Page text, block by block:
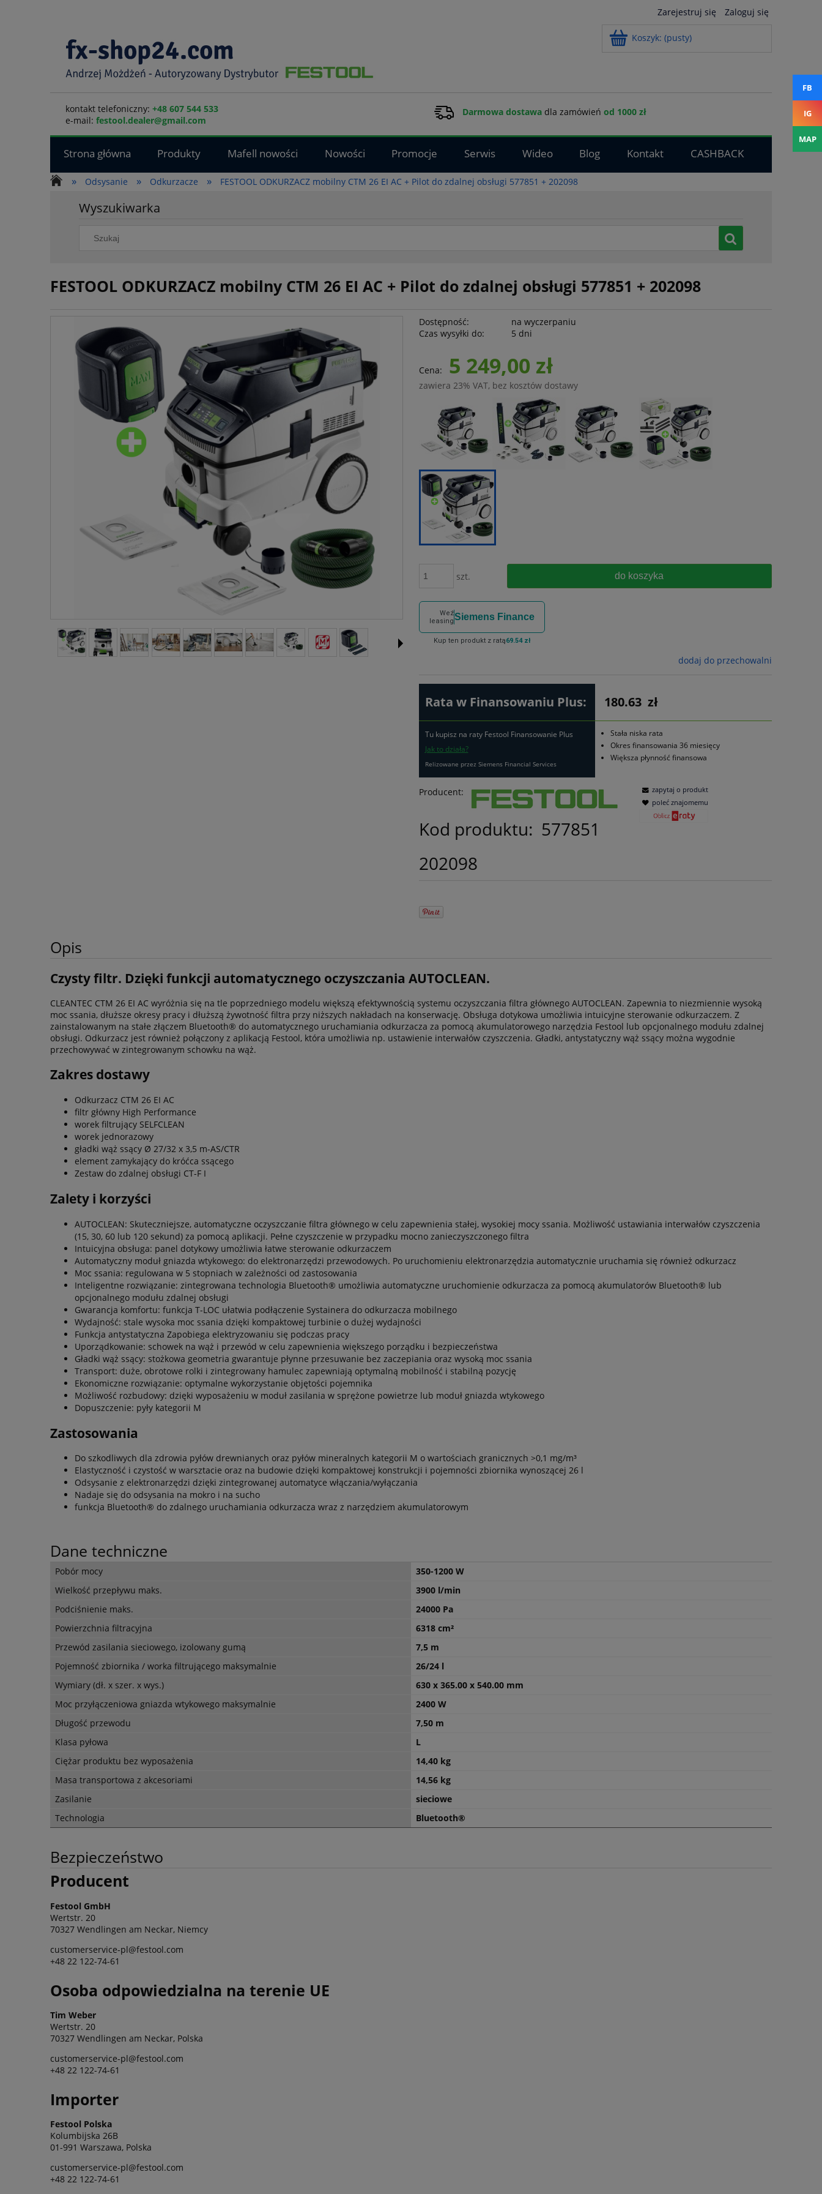
Zarejestruj się Zaloguj się
Koszyk: (pusty)
kontakt telefoniczny: +48 607 544 533
e-mail: festool.dealer@gmail.com
Darmowa dostawadla zamówień od 1000 zł
Strona główna Produkty Mafell nowości Nowości Promocje Serwis Wideo Blog Kontakt
CASHBACK
»
Odsysanie » Odkurzacze » FESTOOL ODKURZACZ mobilny CTM 26 EI AC + Pilot do zdalnej obsługi 577851 + 202098
Wyszukiwarka
FESTOOL ODKURZACZ mobilny CTM 26 EI AC + Pilot do zdalnej obsługi 577851 + 202098
Dostępność:
na wyczerpaniu
Czas wysyłki do:
5 dni
Cena: 5 249,00 zł
zawiera 23% VAT, bez kosztów dostawy
szt. do koszyka
Weź
leasingSiemens Finance
Kup ten produkt z ratą69.54 zł
dodaj do przechowalni
Rata w Finansowaniu Plus: 180.63 zł
Tu kupisz na raty Festool Finansowanie Plus
Jak to działa?
Relizowane przez Siemens Financial Services
Stała niska rata
Okres finansowania 36 miesięcy
Większa płynność finansowa
Producent:
Kod produktu: 577851
202098
zapytaj o produkt
poleć znajomemu
Opis
Czysty filtr. Dzięki funkcji automatycznego oczyszczania AUTOCLEAN.
CLEANTEC CTM 26 EI AC wyróżnia się na tle poprzedniego modelu większą efektywnością systemu oczyszczania filtra głównego AUTOCLEAN. Zapewnia to niezmiennie wysoką
moc ssania, dłuższe okresy pracy i dłuższą żywotność filtra przy niższych nakładach na konserwację. Obsługa dotykowa umożliwia intuicyjne sterowanie odkurzaczem. Z
zainstalowanym na stałe złączem Bluetooth® do automatycznego uruchamiania odkurzacza za pomocą akumulatorowego narzędzia Festool lub opcjonalnego modułu zdalnej
obsługi. Odkurzacz jest również połączony z aplikacją Festool, która umożliwia np. ustawienie interwałów czyszczenia. Gładki, antystatyczny wąż ssący można wygodnie
przechowywać w zintegrowanym schowku na wąż.
Zakres dostawy
Odkurzacz CTM 26 EI AC
filtr główny High Performance
worek filtrujący SELFCLEAN
worek jednorazowy
gładki wąż ssący Ø 27/32 x 3,5 m-AS/CTR
element zamykający do króćca ssącego
Zestaw do zdalnej obsługi CT-F I
Zalety i korzyści
AUTOCLEAN: Skuteczniejsze, automatyczne oczyszczanie filtra głównego w celu zapewnienia stałej, wysokiej mocy ssania. Możliwość ustawiania interwałów czyszczenia
(15, 30, 60 lub 120 sekund) za pomocą aplikacji. Pełne czyszczenie w przypadku mocno zanieczyszczonego filtra
Intuicyjna obsługa: panel dotykowy umożliwia łatwe sterowanie odkurzaczem
Automatyczny moduł gniazda wtykowego: do elektronarzędzi przewodowych. Po uruchomieniu elektronarzędzia automatycznie uruchamia się również odkurzacz
Moc ssania: regulowana w 5 stopniach w zależności od zastosowania
Inteligentne rozwiązanie: zintegrowana technologia Bluetooth® umożliwia automatyczne uruchomienie odkurzacza za pomocą akumulatorów Bluetooth® lub
opcjonalnego modułu zdalnej obsługi
Gwarancja komfortu: funkcja T-LOC ułatwia podłączenie Systainera do odkurzacza mobilnego
Wydajność: stale wysoka moc ssania dzięki kompaktowej turbinie o dużej wydajności
Funkcja antystatyczna Zapobiega elektryzowaniu się podczas pracy
Uporządkowanie: schowek na wąż i przewód w celu zapewnienia większego porządku i bezpieczeństwa
Gładki wąż ssący: stożkowa geometria gwarantuje płynne przesuwanie bez zaczepiania oraz wysoką moc ssania
Transport: duże, obrotowe rolki i zintegrowany hamulec zapewniają optymalną mobilność i stabilną pozycję
Ekonomiczne rozwiązanie: optymalne wykorzystanie objętości pojemnika
Możliwość rozbudowy: dzięki wyposażeniu w moduł zasilania w sprężone powietrze lub moduł gniazda wtykowego
Dopuszczenie: pyły kategorii M
Zastosowania
Do szkodliwych dla zdrowia pyłów drewnianych oraz pyłów mineralnych kategorii M o wartościach granicznych >0,1 mg/m³
Elastyczność i czystość w warsztacie oraz na budowie dzięki kompaktowej konstrukcji i pojemności zbiornika wynoszącej 26 l
Odsysanie z elektronarzędzi dzięki zintegrowanej automatyce włączania/wyłączania
Nadaje się do odsysania na mokro i na sucho
funkcja Bluetooth® do zdalnego uruchamiania odkurzacza wraz z narzędziem akumulatorowym
Dane techniczne
Pobór mocy
350-1200 W
Wielkość przepływu maks.
3900 l/min
Podciśnienie maks.
24000 Pa
Powierzchnia filtracyjna
6318 cm²
Przewód zasilania sieciowego, izolowany gumą
7,5 m
Pojemność zbiornika / worka filtrującego maksymalnie
26/24 l
Wymiary (dł. x szer. x wys.)
630 x 365.00 x 540.00 mm
Moc przyłączeniowa gniazda wtykowego maksymalnie
2400 W
Długość przewodu
7,50 m
Klasa pyłowa
L
Ciężar produktu bez wyposażenia
14,40 kg
Masa transportowa z akcesoriami
14,56 kg
Zasilanie
sieciowe
Technologia
Bluetooth®
Bezpieczeństwo
Producent
Festool GmbH
Wertstr. 20
70327 Wendlingen am Neckar, Niemcy
customerservice-pl@festool.com
+48 22 122-74-61
Osoba odpowiedzialna na terenie UE
Tim Weber
Wertstr. 20
70327 Wendlingen am Neckar, Polska
customerservice-pl@festool.com
+48 22 122-74-61
Importer
Festool Polska
Kolumbijska 26B
01-991 Warszawa, Polska
customerservice-pl@festool.com
+48 22 122-74-61
FB
IG
MAP